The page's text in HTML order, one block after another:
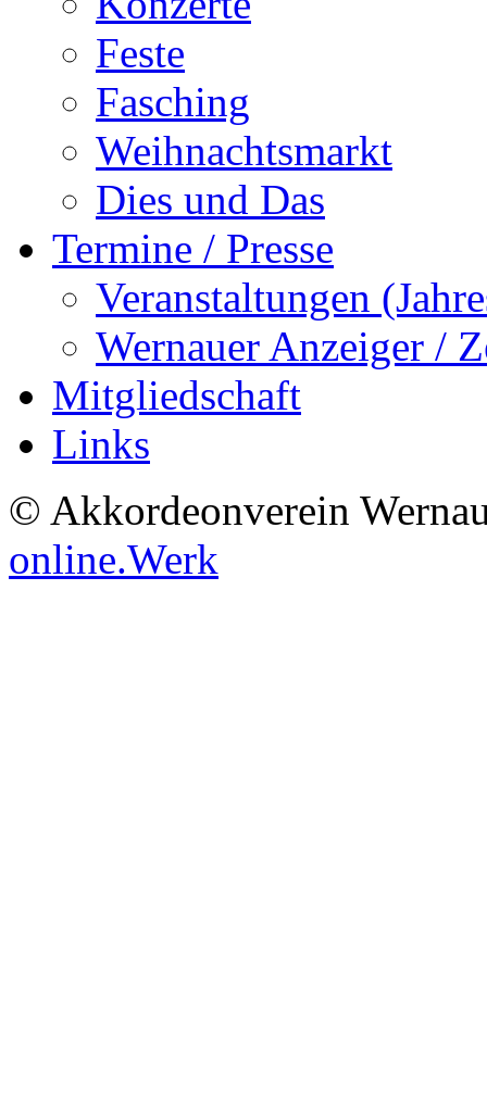
Feste
Fasching
Weihnachtsmarkt
Dies und Das
Termine / Presse
Veranstaltungen
Wernauer Anzeiger /
Mitgliedschaft
Links
© Akkordeonverein
online.Werk